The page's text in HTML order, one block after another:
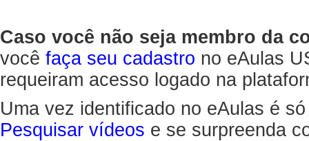
Caso você não seja membro da
você faça seu cadastro no eAulas
requeiram acesso logado na
Uma vez identificado no eAulas é
Pesquisar vídeos e se surpreenda